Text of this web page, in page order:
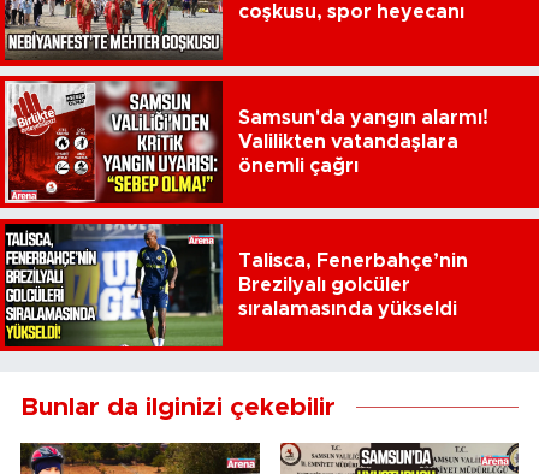
coşkusu, spor heyecanı
Samsun'da yangın alarmı!
Valilikten vatandaşlara
önemli çağrı
Talisca, Fenerbahçe’nin
Brezilyalı golcüler
sıralamasında yükseldi
Bunlar da ilginizi çekebilir